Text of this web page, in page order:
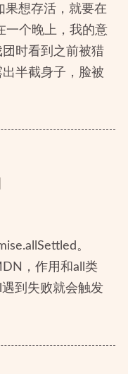
果想存活，就要在
一个晚上，我的意
时看到之前被猎
半截身子，脸被
。
，作用和all类
到失败就会触发